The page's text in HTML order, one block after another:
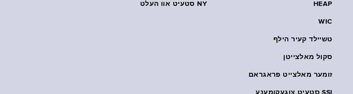
HEAP
WIC
טשיילד קעיר הילף
סקול מאלצייטן
זומער מאלצייט פראגראם
SSI סטעיט צוגעקומענע
NY סטעיט אוו העלט